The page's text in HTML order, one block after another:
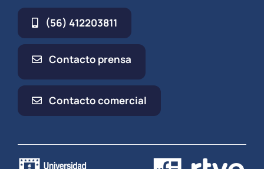
(56) 412203811
Contacto prensa
Contacto comercial